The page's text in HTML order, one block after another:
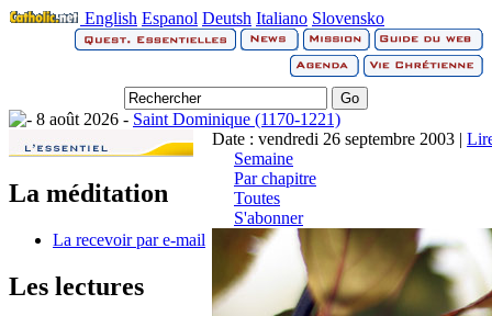
English Espanol Deutsh Italiano Slovensko
8 août 2026 - Saint Dominique (1170-1221)
La méditation
La recevoir par e-mail
Les lectures
Date : vendredi 26 septembre 2003 |
Semaine
Par chapitre
Toutes
S'abonner